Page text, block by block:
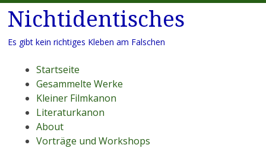
Nichtidentisches
Es gibt kein richtiges Kleben am Falschen
Menü
Zum
Inhalt
springen
Startseite
Gesammelte Werke
Kleiner Filmkanon
Literaturkanon
About
Vorträge und Workshops